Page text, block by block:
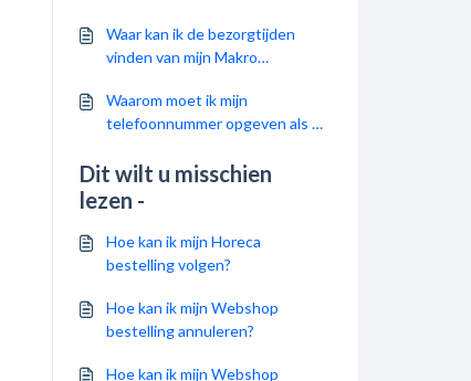
Waar kan ik de bezorgtijden
vinden van mijn Makro
Waarom moet ik mijn
telefoonnummer opgeven als ik
Webshop?
Dit wilt u misschien
lezen -
Hoe kan ik mijn Horeca
bestelling volgen?
Hoe kan ik mijn Webshop
bestelling annuleren?
Hoe kan ik mijn Webshop